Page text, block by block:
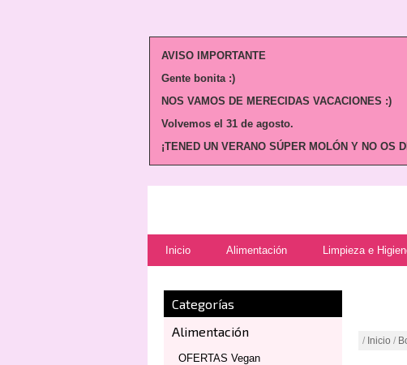
AVISO IMPORTANTE
Gente bonita :)
NOS VAMOS DE MERECIDAS VACACIONES :)
Volvemos el 31 de agosto.
¡TENED UN VERANO SÚPER MOLÓN Y NO OS
Inicio Alimentación Limpieza e
Categorías
Alimentación
OFERTAS Vegan
/ Inicio /